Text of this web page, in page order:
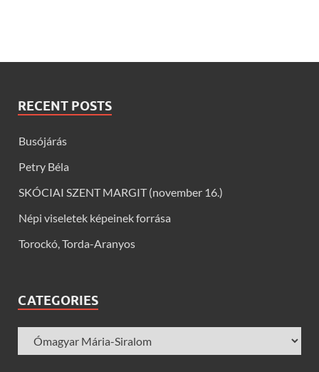
RECENT POSTS
Busójárás
Petry Béla
SKÓCIAI SZENT MARGIT (november 16.)
Népi viseletek képeinek forrása
Torockó, Torda-Aranyos
CATEGORIES